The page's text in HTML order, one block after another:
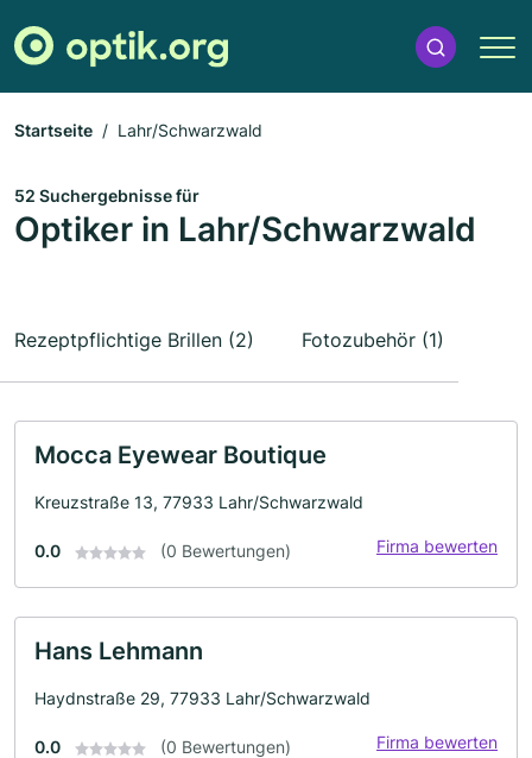
Startseite Lahr/Schwarzwald
52 Suchergebnisse für
Optiker in Lahr/Schwarzwald
Rezeptpflichtige Brillen (2) Fotozubehör (1)
Mocca Eyewear Boutique
Kreuzstraße 13, 77933 Lahr/Schwarzwald
0.0 (0 Bewertungen) Firma bewerten
Hans Lehmann
Haydnstraße 29, 77933 Lahr/Schwarzwald
0.0 (0 Bewertungen) Firma bewerten